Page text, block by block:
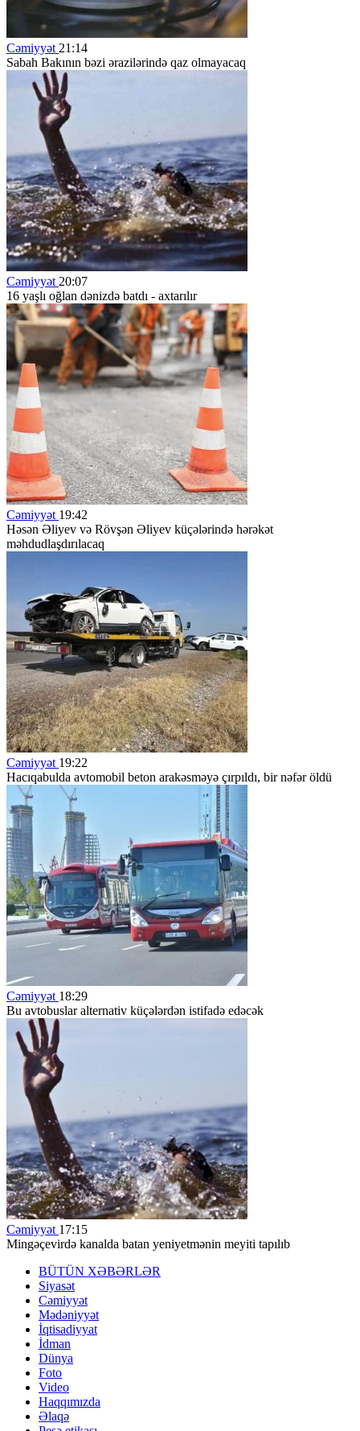
Cəmiyyət 21:14
Sabah Bakının bəzi ərazilərində qaz olmayacaq
Cəmiyyət 20:07
16 yaşlı oğlan dənizdə batdı - axtarılır
Cəmiyyət 19:42
Həsən Əliyev və Rövşən Əliyev küçələrində hərəkət
məhdudlaşdırılacaq
Cəmiyyət 19:22
Hacıqabulda avtomobil beton arakəsməyə çırpıldı, bir nəfər öldü
Cəmiyyət 18:29
Bu avtobuslar alternativ küçələrdən istifadə edəcək
Cəmiyyət 17:15
Mingəçevirdə kanalda batan yeniyetmənin meyiti tapılıb
BÜTÜN XƏBƏRLƏR
Siyasət
Cəmiyyət
Mədəniyyət
İqtisadiyyat
İdman
Dünya
Foto
Video
Haqqımızda
Əlaqə